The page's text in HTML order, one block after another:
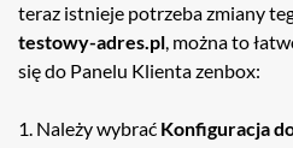
teraz istnieje potrzeba zmiany
testowy-adres.pl, można to
się do Panelu Klienta zenbox:
1. Należy wybrać Konfiguracja